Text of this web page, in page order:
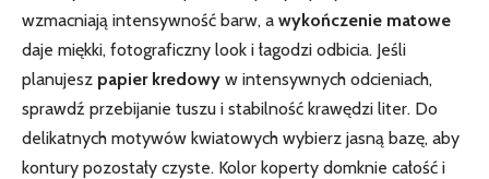
wzmacniają intensywność barw, a wykończenie matowe
daje miękki, fotograficzny look i łagodzi odbicia. Jeśli
planujesz papier kredowy w intensywnych odcieniach,
sprawdź przebijanie tuszu i stabilność krawędzi liter. Do
delikatnych motywów kwiatowych wybierz jasną bazę, aby
kontury pozostały czyste. Kolor koperty domknie całość i